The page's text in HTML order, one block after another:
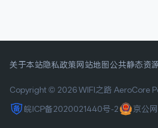
关于本站隐私政策网站地图 公共静态资
Copyright © 2026 WIFI之路 AeroCore
皖ICP备2020021440号-2
京公